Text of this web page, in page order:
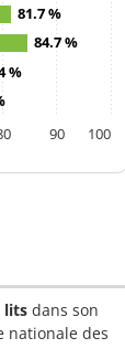
81.7 %
84.7 %
%
90 100
lits dans son
nationale des